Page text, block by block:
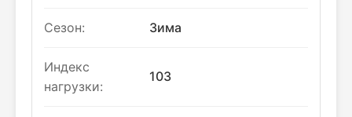
Сезон: Зима
Индекс
нагрузки:
103